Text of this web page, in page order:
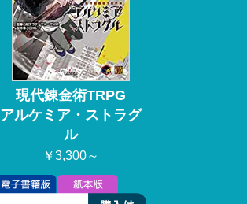
現代錬金術TRPG
アルケミア・ストラグ
ル
￥3,300～